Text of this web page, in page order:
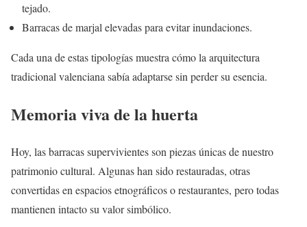
tejado.
Barracas de marjal elevadas para evitar inundaciones.
Cada una de estas tipologías muestra cómo la arquitectura
tradicional valenciana sabía adaptarse sin perder su esencia.
Memoria viva de la huerta
Hoy, las barracas supervivientes son piezas únicas de nuestro
patrimonio cultural. Algunas han sido restauradas, otras
convertidas en espacios etnográficos o restaurantes, pero todas
mantienen intacto su valor simbólico.